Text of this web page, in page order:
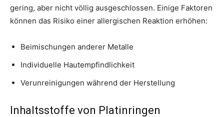
gering, aber nicht völlig ausgeschlossen. Einige Faktoren
können das Risiko einer allergischen Reaktion erhöhen:
Beimischungen anderer Metalle
Individuelle Hautempfindlichkeit
Verunreinigungen während der Herstellung
Inhaltsstoffe von Platinringen